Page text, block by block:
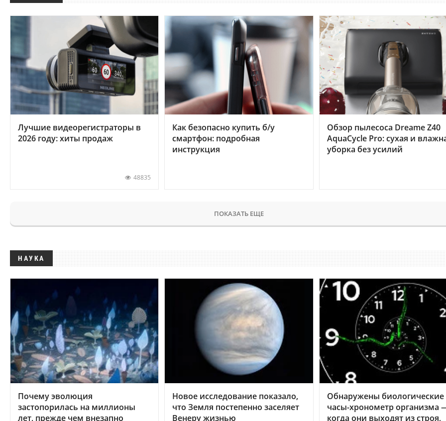
Лучшие видеорегистраторы в
2026 году: хиты продаж
48835
Как безопасно купить б/у
смартфон: подробная
инструкция
Обзор пылесоса Dreame Z40
AquaCycle Pro: сухая и
уборка без усилий
ПОКАЗАТЬ ЕЩЕ
НАУКА
Почему эволюция
застопорилась на миллионы
лет, прежде чем внезапно
Новое исследование показало,
что Земля постепенно заселяет
Венеру жизнью
Обнаружены биологические
часы-хронометр организма
когда они выходят из строя,